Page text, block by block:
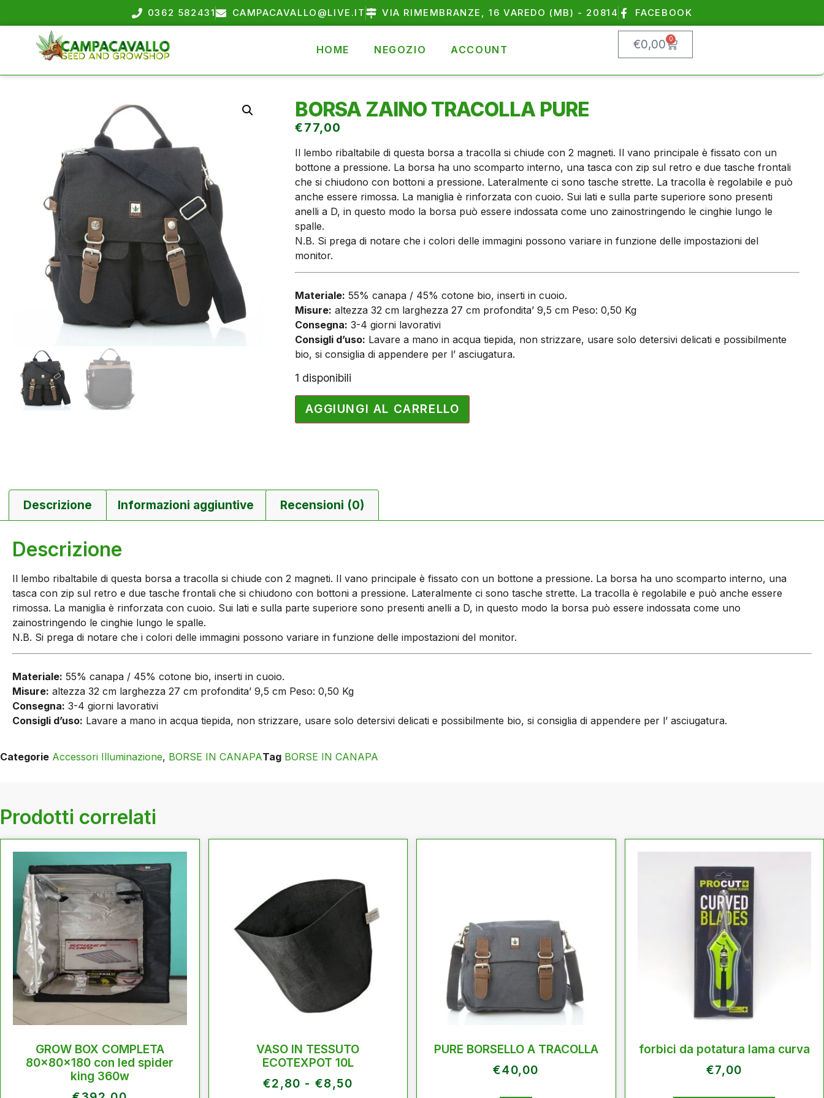
0362 582431 CAMPACAVALLO@LIVE.IT VIA RIMEMBRANZE, 16 VAREDO (MB) - 20814 FACEBOOK
HOME NEGOZIO ACCOUNT €0,00 0
BORSA ZAINO TRACOLLA PURE
€77,00
Il lembo ribaltabile di questa borsa a tracolla si chiude con 2 magneti. Il vano principale è fissato con un
bottone a pressione. La borsa ha uno scomparto interno, una tasca con zip sul retro e due tasche frontali
che si chiudono con bottoni a pressione. Lateralmente ci sono tasche strette. La tracolla è regolabile e può
anche essere rimossa. La maniglia è rinforzata con cuoio. Sui lati e sulla parte superiore sono presenti
anelli a D, in questo modo la borsa può essere indossata come uno zainostringendo le cinghie lungo le
spalle.
N.B. Si prega di notare che i colori delle immagini possono variare in funzione delle impostazioni del
monitor.
Materiale: 55% canapa / 45% cotone bio, inserti in cuoio.
Misure: altezza 32 cm larghezza 27 cm profondita’ 9,5 cm Peso: 0,50 Kg
Consegna: 3-4 giorni lavorativi
Consigli d’uso: Lavare a mano in acqua tiepida, non strizzare, usare solo detersivi delicati e possibilmente
bio, si consiglia di appendere per l’ asciugatura.
1 disponibili
AGGIUNGI AL CARRELLO
Descrizione Informazioni aggiuntive Recensioni (0)
Descrizione
Il lembo ribaltabile di questa borsa a tracolla si chiude con 2 magneti. Il vano principale è fissato con un bottone a pressione. La borsa ha uno scomparto interno, una
tasca con zip sul retro e due tasche frontali che si chiudono con bottoni a pressione. Lateralmente ci sono tasche strette. La tracolla è regolabile e può anche essere
rimossa. La maniglia è rinforzata con cuoio. Sui lati e sulla parte superiore sono presenti anelli a D, in questo modo la borsa può essere indossata come uno
zainostringendo le cinghie lungo le spalle.
N.B. Si prega di notare che i colori delle immagini possono variare in funzione delle impostazioni del monitor.
Materiale: 55% canapa / 45% cotone bio, inserti in cuoio.
Misure: altezza 32 cm larghezza 27 cm profondita’ 9,5 cm Peso: 0,50 Kg
Consegna: 3-4 giorni lavorativi
Consigli d’uso: Lavare a mano in acqua tiepida, non strizzare, usare solo detersivi delicati e possibilmente bio, si consiglia di appendere per l’ asciugatura.
Categorie Accessori Illuminazione, BORSE IN CANAPATag BORSE IN CANAPA
Prodotti correlati
GROW BOX COMPLETA
80x80x180 con led spider
king 360w
VASO IN TESSUTO
ECOTEXPOT 10L
€2,80 - €8,50
PURE BORSELLO A TRACOLLA
€40,00
forbici da potatura lama curva
€7,00